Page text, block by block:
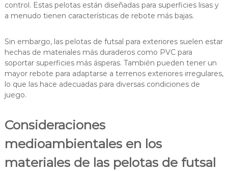
control. Estas pelotas están diseñadas para superficies lisas y
a menudo tienen características de rebote más bajas.
Sin embargo, las pelotas de futsal para exteriores suelen estar
hechas de materiales más duraderos como PVC para
soportar superficies más ásperas. También pueden tener un
mayor rebote para adaptarse a terrenos exteriores irregulares,
lo que las hace adecuadas para diversas condiciones de
juego.
Consideraciones
medioambientales en los
materiales de las pelotas de futsal